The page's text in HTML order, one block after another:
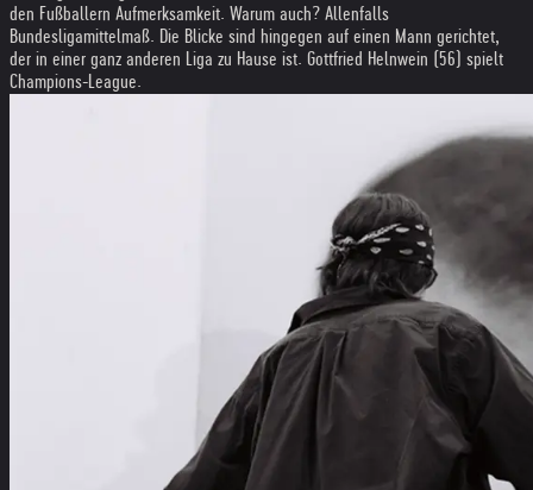
den Fußballern Aufmerksamkeit. Warum auch? Allenfalls
Bundesligamittelmaß. Die Blicke sind hingegen auf einen Mann gerichtet,
der in einer ganz anderen Liga zu Hause ist. Gottfried Helnwein (56) spielt
Champions-League.